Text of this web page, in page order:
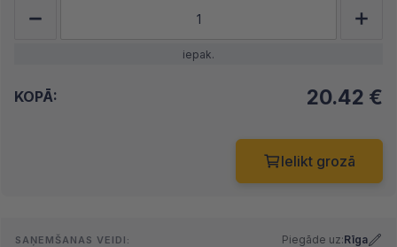
iepak.
KOPĀ: 20.42 €
Ielikt grozā
SAŅEMŠANAS VEIDI: Piegāde uz:Rīga